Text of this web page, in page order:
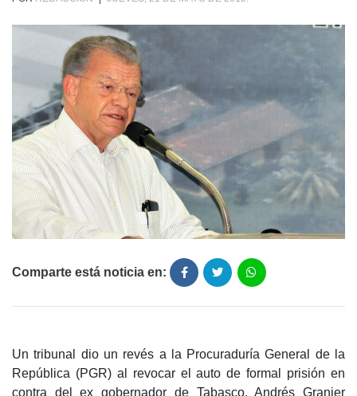
Comparte está noticia en:
Un tribunal dio un revés a la Procuraduría General de la
República (PGR) al revocar el auto de formal prisión en
contra del ex gobernador de Tabasco, Andrés Granier